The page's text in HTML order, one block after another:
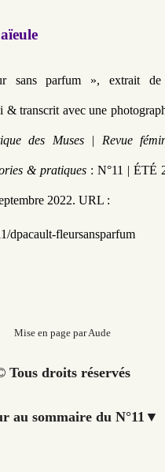
parfum », extrait
& transcrit avec une
des Muses | Revue
& pratiques : N°11 | ÉTÉ
2022. URL :
dpacault-fleursansparfum
Mise en page par Aude
Tous droits réservés
au sommaire du N°11▼